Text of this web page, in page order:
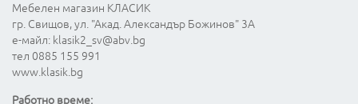
Мебелен магазин КЛАСИК
гр. Свищов, ул. "Акад. Александър Божинов" 3А
е-майл: klasik2_sv@abv.bg
тел 0885 155 991
www.klasik.bg
Работно време: